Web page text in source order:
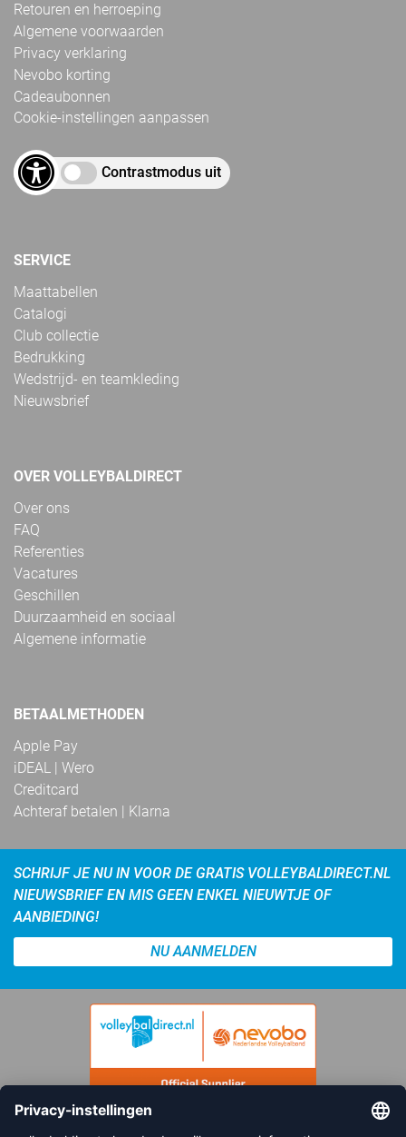
Retouren en herroeping
Algemene voorwaarden
Privacy verklaring
Nevobo korting
Cadeaubonnen
Cookie-instellingen aanpassen
Contrastmodus uit
SERVICE
Maattabellen
Catalogi
Club collectie
Bedrukking
Wedstrijd- en teamkleding
Nieuwsbrief
OVER VOLLEYBALDIRECT
Over ons
FAQ
Referenties
Vacatures
Geschillen
Duurzaamheid en sociaal
Algemene informatie
BETAALMETHODEN
Apple Pay
iDEAL | Wero
Creditcard
Achteraf betalen | Klarna
SCHRIJF JE NU IN VOOR DE GRATIS VOLLEYBALDIRECT.NL
NIEUWSBRIEF EN MIS GEEN ENKEL NIEUWTJE OF
AANBIEDING!
NU AANMELDEN